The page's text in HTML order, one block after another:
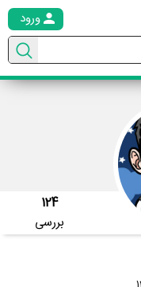
ورود
124
بررسی